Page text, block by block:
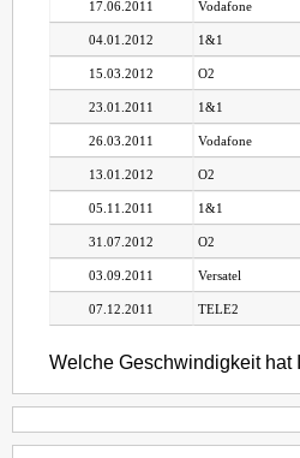
17.06.2011 Vodafone
04.01.2012 1&1
15.03.2012 O2
23.01.2011 1&1
26.03.2011 Vodafone
13.01.2012 O2
05.11.2011 1&1
31.07.2012 O2
03.09.2011 Versatel
07.12.2011 TELE2
Welche Geschwindigkeit hat